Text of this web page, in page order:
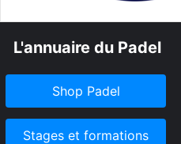
L'annuaire du Padel
Shop Padel
Stages et formations